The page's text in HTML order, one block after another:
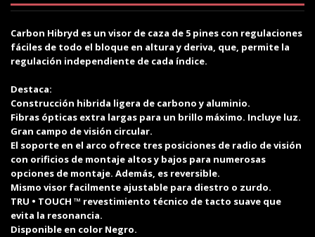
Carbon Hibryd es un visor de caza de 5 pines con regulaciones
fáciles de todo el bloque en altura y deriva, que, permite la
regulación independiente de cada índice.
Destaca:
Construcción hibrida ligera de carbono y aluminio.
Fibras ópticas extra largas para un brillo máximo. Incluye luz.
Gran campo de visión circular.
El soporte en el arco ofrece tres posiciones de radio de visión
con orificios de montaje altos y bajos para numerosas
opciones de montaje. Además, es reversible.
Mismo visor facilmente ajustable para diestro o zurdo.
TRU • TOUCH ™ revestimiento técnico de tacto suave que
evita la resonancia.
Disponible en color Negro.